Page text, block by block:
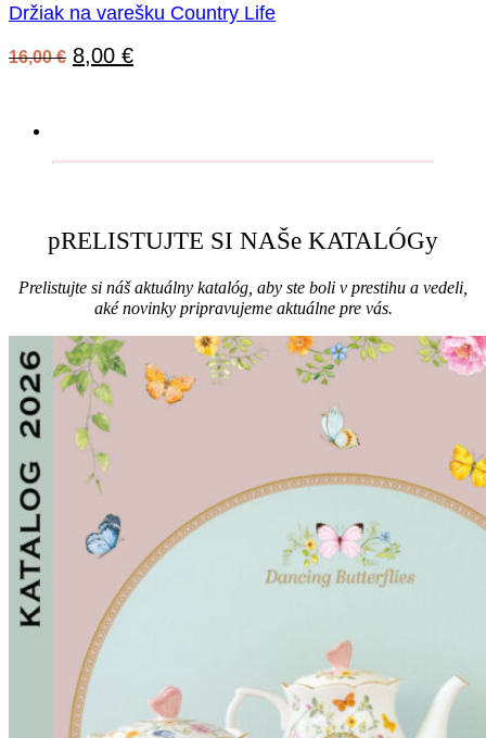
Držiak na varešku Country Life
16,00€ Pôvodná
8,00 €Aktuálna
pRELISTUJTE SI NAŠe KATALÓGy
Prelistujte si náš aktuálny katalóg, aby ste boli v prestihu a vedeli,
aké novinky pripravujeme aktuálne pre vás.